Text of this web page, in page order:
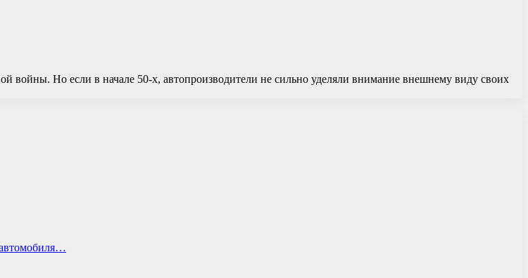
войны. Но если в начале 50-х, автопроизводители не сильно уделяли внимание внешнему виду своих